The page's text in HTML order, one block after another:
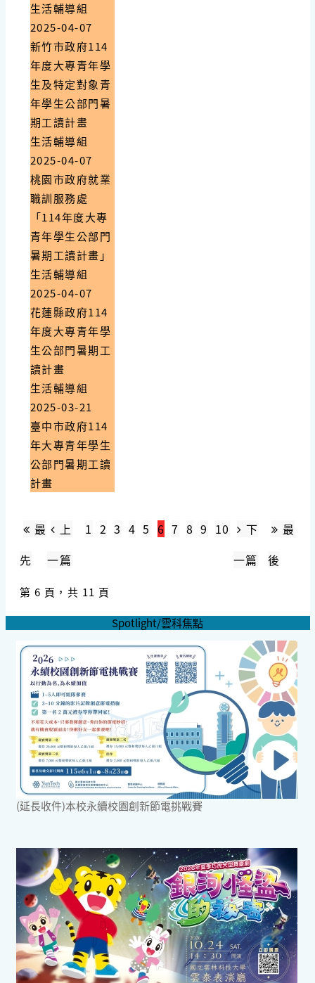
生活輔導組
2025-04-07
新竹市政府114
年度大專青年學
生及特定對象青
年學生公部門暑
期工讀計畫
生活輔導組
2025-04-07
桃園市政府就業
職訓服務處
「114年度大專
青年學生公部門
暑期工讀計畫」
生活輔導組
2025-04-07
花蓮縣政府114
年度大專青年學
生公部門暑期工
讀計畫
生活輔導組
2025-03-21
臺中市政府114
年大專青年學生
公部門暑期工讀
計畫
最
先
上
一篇
1 2 3 4 5 6 7 8 9 10
下
一篇
最
後
第 6 頁，共 11 頁
Spotlight/雲科焦點
(延長收件)本校永續校園創新節電挑戰賽